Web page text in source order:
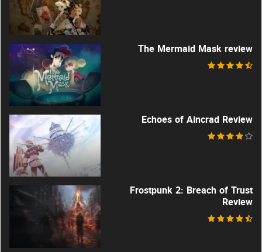
The Mermaid Mask review
Echoes of Aincrad Review
Frostpunk 2: Breach of Trust
Review